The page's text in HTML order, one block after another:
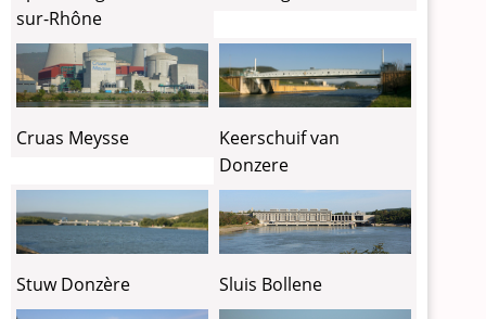
sur-Rhône
Cruas Meysse
Keerschuif van
Donzere
Stuw Donzère Sluis Bollene